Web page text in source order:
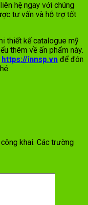
hệ ngay với chúng
tư vấn và hỗ trợ tốt
thiết kế catalogue mỹ
thêm về ấn phẩm này.
https://innsp.vn để đón
khai. Các trường